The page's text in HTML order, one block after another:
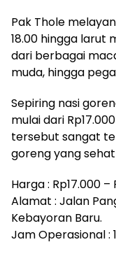
Pak Thole
18.00 hingga larut
dari berbagai
muda, hingga
Sepiring nasi
mulai dari
tersebut sangat
goreng yang
Harga : Rp17.000 –
Alamat : Jalan
Kebayoran Baru.
Jam Operasional :